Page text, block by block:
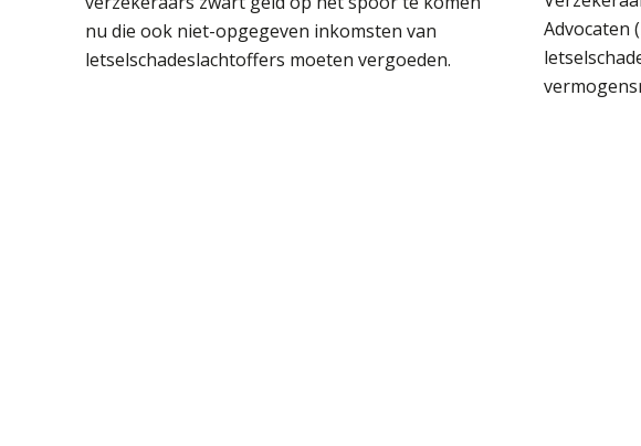
nu die ook niet-opgegeven inkomsten van
letselschadeslachtoffers moeten vergoeden.
Advocaten